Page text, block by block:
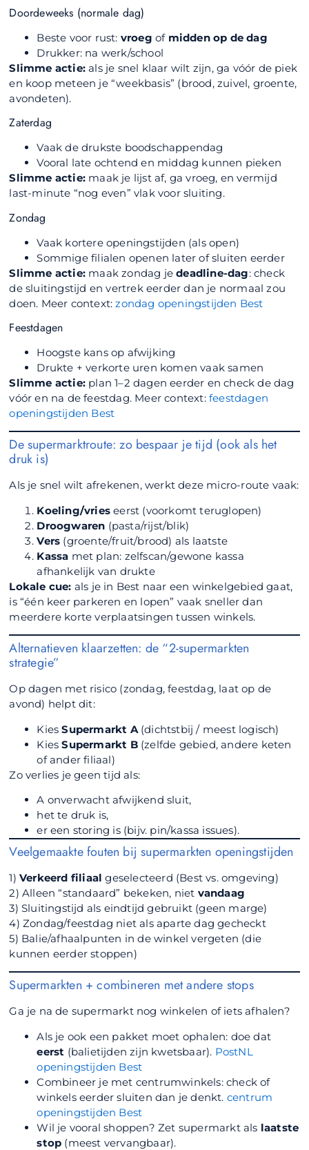
Doordeweeks (normale dag)
Beste voor rust: vroeg of midden op de dag
Drukker: na werk/school
Slimme actie: als je snel klaar wilt zijn, ga vóór de piek
en koop meteen je “weekbasis” (brood, zuivel, groente,
avondeten).
Zaterdag
Vaak de drukste boodschappendag
Vooral late ochtend en middag kunnen pieken
Slimme actie: maak je lijst af, ga vroeg, en vermijd
last-minute “nog even” vlak voor sluiting.
Zondag
Vaak kortere openingstijden (als open)
Sommige filialen openen later of sluiten eerder
Slimme actie: maak zondag jedeadline-dag: check
de sluitingstijd en vertrek eerder dan je normaal zou
doen. Meer context:zondag openingstijden Best
Feestdagen
Hoogste kans op afwijking
Drukte + verkorte uren komen vaak samen
Slimme actie: plan 1–2 dagen eerder en check de dag
vóór en na de feestdag. Meer context:feestdagen
openingstijden Best
De supermarktroute: zo bespaar je tijd (ook als het
druk is)
Als je snel wilt afrekenen, werkt deze micro-route vaak:
Koeling/vries eerst (voorkomt teruglopen)
Droogwaren (pasta/rijst/blik)
Vers (groente/fruit/brood) als laatste
Kassa met plan: zelfscan/gewone kassa
afhankelijk van drukte
Lokale cue: als je in Best naar een winkelgebied gaat,
is “één keer parkeren en lopen” vaak sneller dan
meerdere korte verplaatsingen tussen winkels.
Alternatieven klaarzetten: de “2-supermarkten
strategie”
Op dagen met risico (zondag, feestdag, laat op de
avond) helpt dit:
KiesSupermarkt A(dichtstbij / meest logisch)
KiesSupermarkt B(zelfde gebied, andere keten
of ander filiaal)
Zo verlies je geen tijd als:
A onverwacht afwijkend sluit,
het te druk is,
er een storing is (bijv. pin/kassa issues).
Veelgemaakte fouten bij supermarkten openingstijden
1)Verkeerd filiaal geselecteerd (Best vs. omgeving)
2) Alleen “standaard” bekeken, niet vandaag
3) Sluitingstijd als eindtijd gebruikt (geen marge)
4) Zondag/feestdag niet als aparte dag gecheckt
5) Balie/afhaalpunten in de winkel vergeten (die
kunnen eerder stoppen)
Supermarkten + combineren met andere stops
Ga je na de supermarkt nog winkelen of iets afhalen?
Als je ook een pakket moet ophalen: doe dat
eerst (balietijden zijn kwetsbaar). PostNL
openingstijden Best
Combineer je met centrumwinkels: check of
winkels eerder sluiten dan je denkt. centrum
openingstijden Best
Wil je vooral shoppen? Zet supermarkt als laatste
stop (meest vervangbaar).